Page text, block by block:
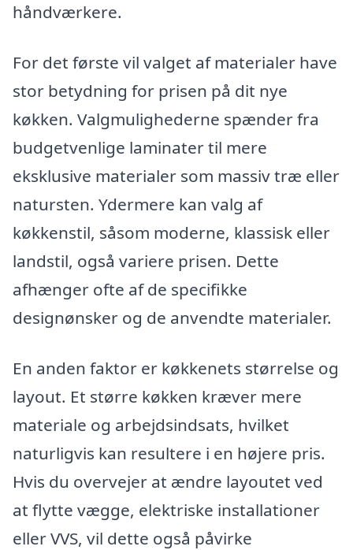
håndværkere.
For det første vil valget af materialer have
stor betydning for prisen på dit nye
køkken. Valgmulighederne spænder fra
budgetvenlige laminater til mere
eksklusive materialer som massiv træ eller
natursten. Ydermere kan valg af
køkkenstil, såsom moderne, klassisk eller
landstil, også variere prisen. Dette
afhænger ofte af de specifikke
designønsker og de anvendte materialer.
En anden faktor er køkkenets størrelse og
layout. Et større køkken kræver mere
materiale og arbejdsindsats, hvilket
naturligvis kan resultere i en højere pris.
Hvis du overvejer at ændre layoutet ved
at flytte vægge, elektriske installationer
eller VVS, vil dette også påvirke